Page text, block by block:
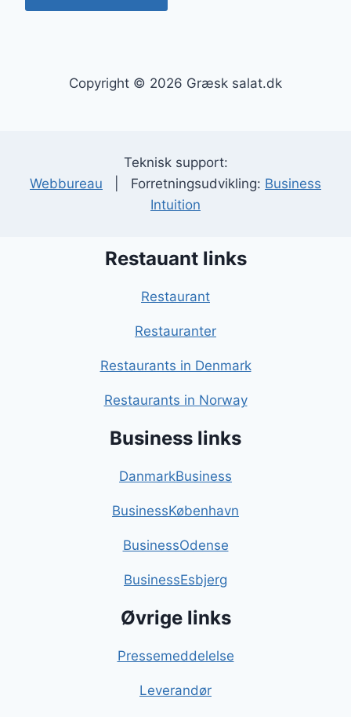
Copyright © 2026 Græsk salat.dk
Teknisk support:
Webbureau | Forretningsudvikling: Business
Intuition
Restauant links
Restaurant
Restauranter
Restaurants in Denmark
Restaurants in Norway
Business links
DanmarkBusiness
BusinessKøbenhavn
BusinessOdense
BusinessEsbjerg
Øvrige links
Pressemeddelelse
Leverandør